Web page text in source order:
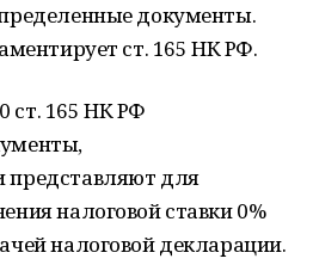
документы.
ст. 165 НК РФ.
ст. 165 НК РФ
представляют для
налоговой ставки 0%
налоговой декларации.